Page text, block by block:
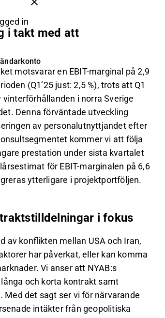
i takt med att
motsvarar en EBIT-marginal på 2,9
(Q1’25 just: 2,5 %), trots att Q1
i norra Sverige
Denna förväntade utveckling
av personalutnyttjandet efter
kommer vi att följa
prestation under sista kvartalet
för EBIT-marginalen på 6,6
ytterligare i projektportföljen.
i fokus
av konflikten mellan USA och Iran,
har påverkat, eller kan komma
Vi anser att NYAB:s
och korta kontrakt samt
det sagt ser vi för närvarande
intäkter från geopolitiska
in